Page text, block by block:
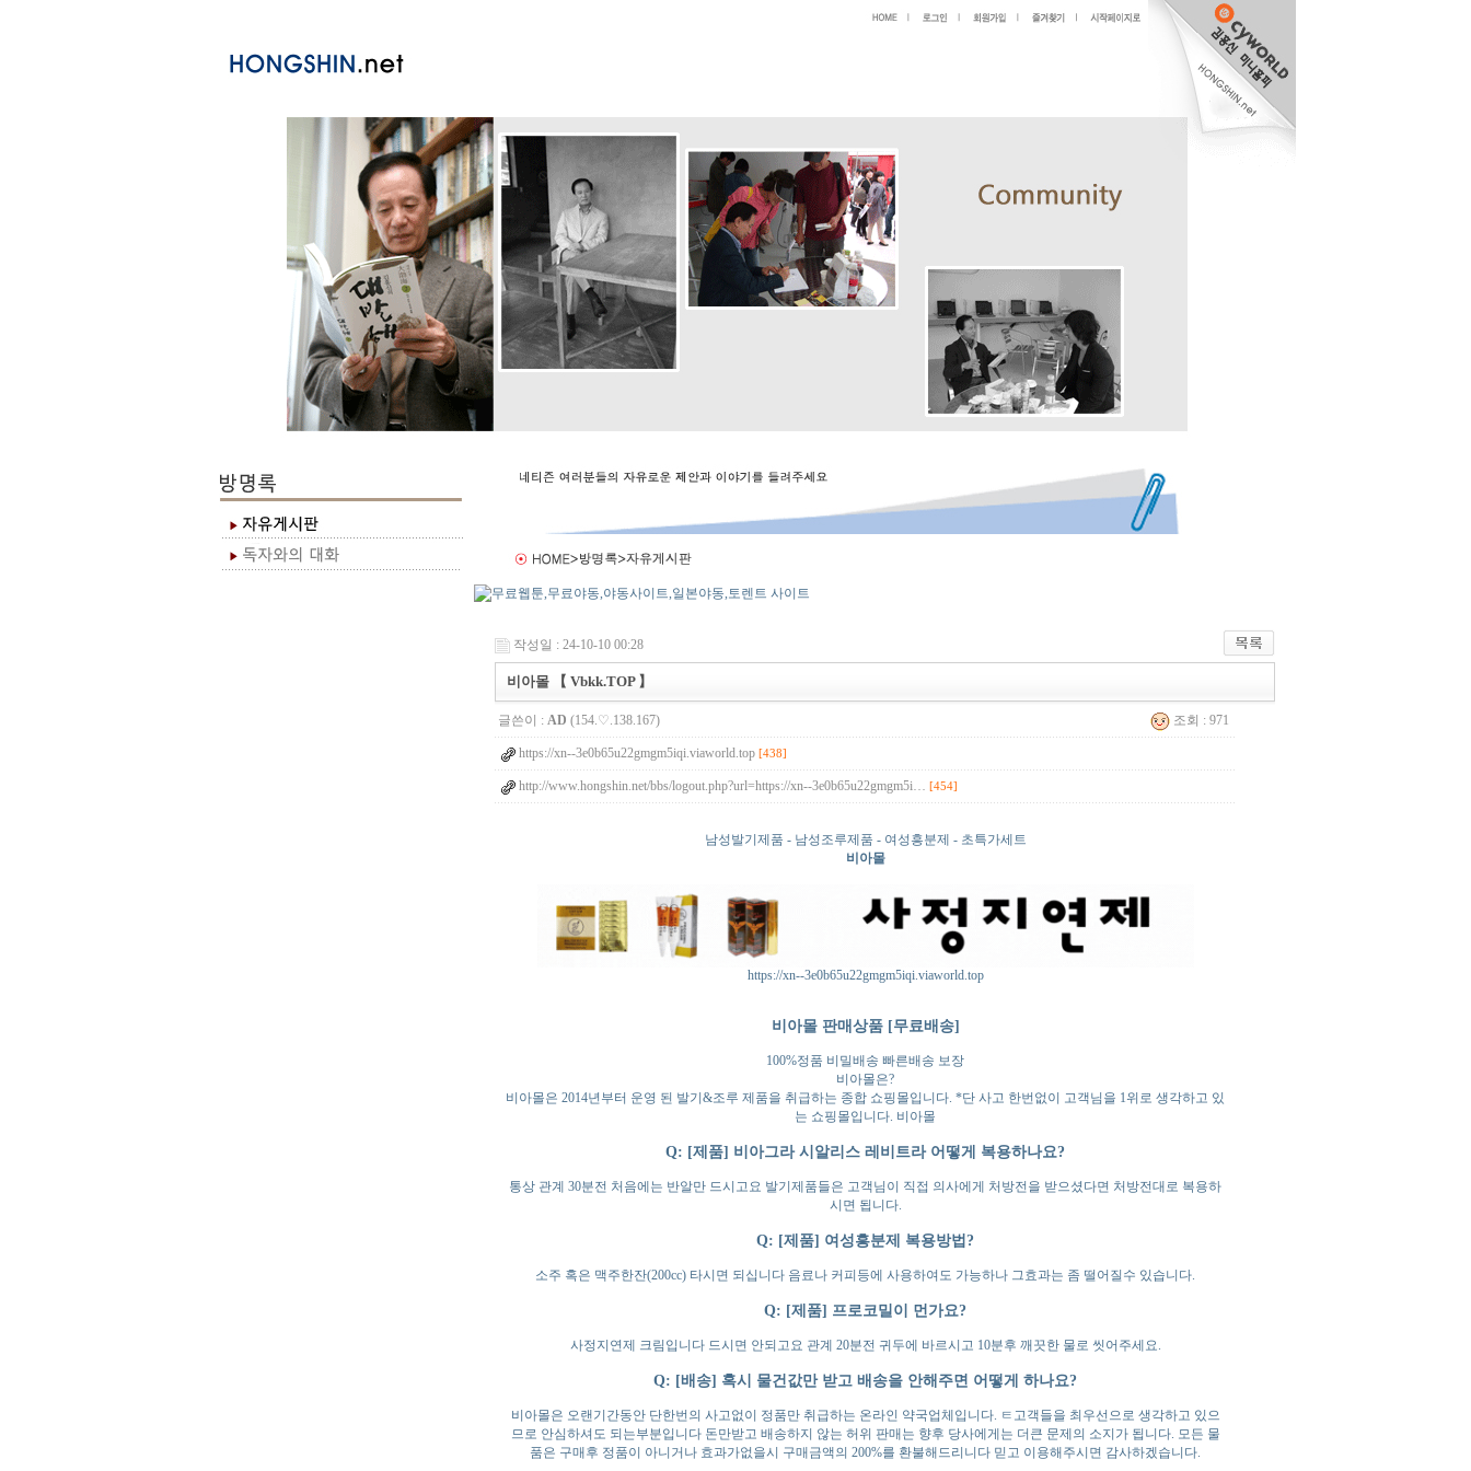
작성일 : 24-10-10 00:28
비아몰 【 Vbkk.TOP 】
글쓴이 : AD (154.♡.138.167) 조회 : 971
https://xn--3e0b65u22gmgm5iqi.viaworld.top [438]
http://www.hongshin.net/bbs/logout.php?url=https://xn--3e0b65u22gmgm5i… [454]
남성발기제품 - 남성조루제품 - 여성흥분제 - 초특가세트
비아몰
https://xn--3e0b65u22gmgm5iqi.viaworld.top
비아몰 판매상품 [무료배송]
100%정품 비밀배송 빠른배송 보장
비아몰은?
비아몰은 2014년부터 운영 된 발기&조루 제품을 취급하는 종합 쇼핑몰입니다. *단 사고 한번없이 고객님을 1위로 생각하고 있
는 쇼핑몰입니다. 비아몰
Q: [제품] 비아그라 시알리스 레비트라 어떻게 복용하나요?
통상 관계 30분전 처음에는 반알만 드시고요 발기제품들은 고객님이 직접 의사에게 처방전을 받으셨다면 처방전대로 복용하
시면 됩니다.
Q: [제품] 여성흥분제 복용방법?
소주 혹은 맥주한잔(200cc) 타시면 되십니다 음료나 커피등에 사용하여도 가능하나 그효과는 좀 떨어질수 있습니다.
Q: [제품] 프로코밀이 먼가요?
사정지연제 크림입니다 드시면 안되고요 관계 20분전 귀두에 바르시고 10분후 깨끗한 물로 씻어주세요.
Q: [배송] 혹시 물건값만 받고 배송을 안해주면 어떻게 하나요?
비아몰은 오랜기간동안 단한번의 사고없이 정품만 취급하는 온라인 약국업체입니다. ㅌ고객들을 최우선으로 생각하고 있으
므로 안심하셔도 되는부분입니다 돈만받고 배송하지 않는 허위 판매는 향후 당사에게는 더큰 문제의 소지가 됩니다. 모든 물
품은 구매후 정품이 아니거나 효과가없을시 구매금액의 200%를 환불해드리니다 믿고 이용해주시면 감사하겠습니다.